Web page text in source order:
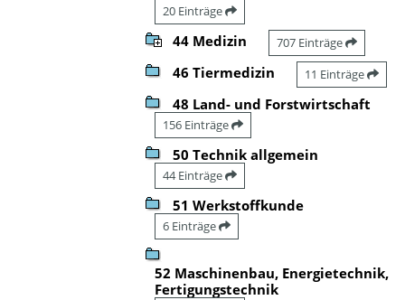
20 Einträge
44 Medizin 707 Einträge
46 Tiermedizin 11 Einträge
48 Land- und Forstwirtschaft
156 Einträge
50 Technik allgemein
44 Einträge
51 Werkstoffkunde
6 Einträge
52 Maschinenbau, Energietechnik,
Fertigungstechnik